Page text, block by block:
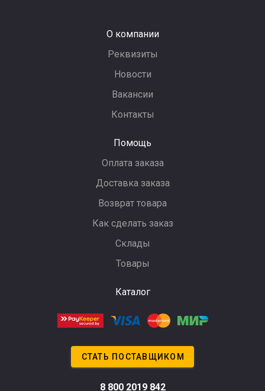
О компании
Реквизиты
Новости
Вакансии
Контакты
Помощь
Оплата заказа
Доставка заказа
Возврат товара
Как сделать заказ
Склады
Товары
Каталог
СТАТЬ ПОСТАВЩИКОМ
8 800 2019 842